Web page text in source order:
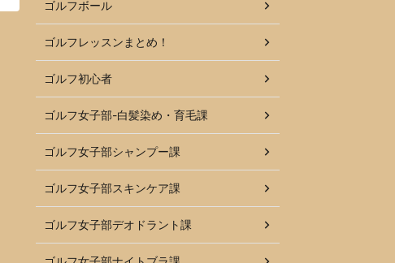
ゴルフボール
ゴルフレッスンまとめ！
ゴルフ初心者
ゴルフ女子部-白髪染め・育毛課
ゴルフ女子部シャンプー課
ゴルフ女子部スキンケア課
ゴルフ女子部デオドラント課